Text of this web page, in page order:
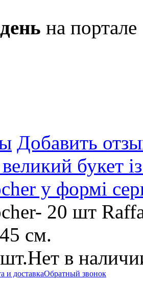
на портале
Добавить
букет
у формі
20 шт
см.
Нет в
и доставкаОбратный звонок